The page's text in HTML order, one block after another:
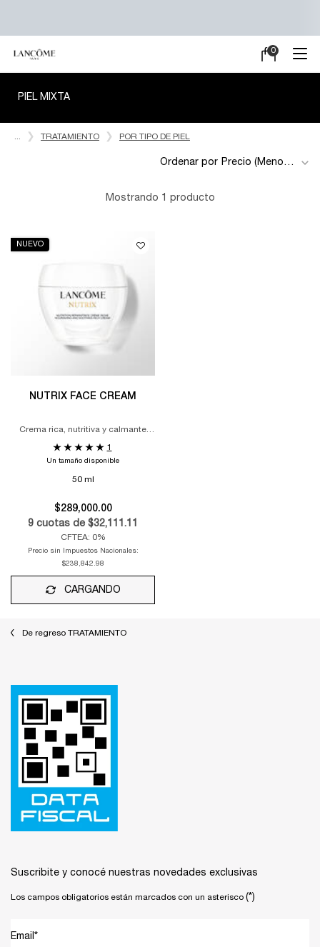
Mi
0
0 producto
PIEL MIXTA
TRATAMIENTO POR TIPO DE PIEL
Ordenar por
Mostrando 1 producto
NUEVO
NUTRIX FACE CREAM
Crema rica, nutritiva y calmante
1
Un tamaño disponible
50 ml
$289,000.00
9 cuotas de $32,111.11
CFTEA: 0%
Precio sin Impuestos Nacionales:
$238,842.98
CARGANDO
De regreso TRATAMIENTO
Suscribite y conocé nuestras novedades exclusivas
Los campos obligatorios están marcados con un asterisco (*)
Email *